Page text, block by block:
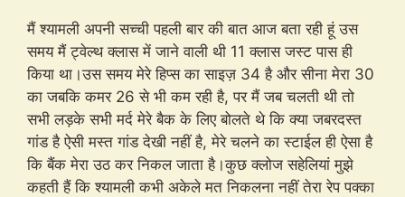
मैं श्यामली अपनी सच्ची पहली बार की बात आज बता रही हूं उस
समय मैं ट्वेल्थ क्लास में जाने वाली थी 11 क्लास जस्ट पास ही
किया था।उस समय मेरे हिप्स का साइज़ 34 है और सीना मेरा 30
का जबकि कमर 26 से भी कम रही है, पर मैं जब चलती थी तो
सभी लड़के सभी मर्द मेरे बैक के लिए बोलते थे कि क्या जबरदस्त
गांड है ऐसी मस्त गांड देखी नहीं है, मेरे चलने का स्टाईल ही ऐसा है
कि बैंक मेरा उठ कर निकल जाता है।कुछ क्लोज सहेलियां मुझे
कहती हैं कि श्यामली कभी अकेले मत निकलना नहीं तेरा रेप पक्का